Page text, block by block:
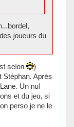
joueurs du
selon
)
Stéphan. Après
Un nul
et du jeu, si
perso je ne le